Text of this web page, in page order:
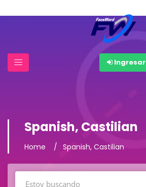
Ingresar
Spanish, Castilian
Home Spanish, Castilian